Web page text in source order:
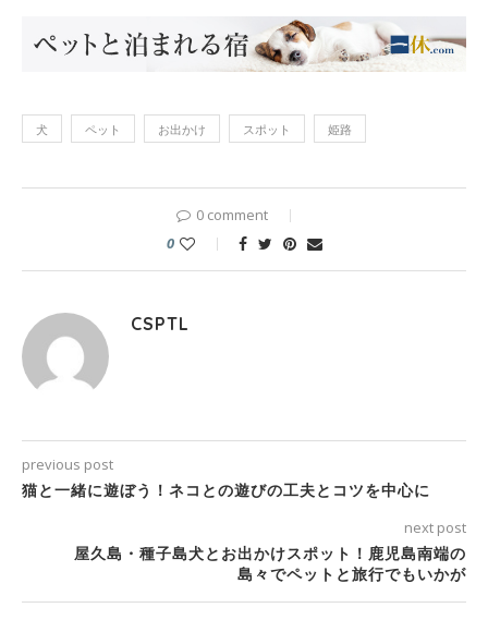
犬 ペット お出かけ スポット 姫路
0 comment
0
CSPTL
previous post
猫と一緒に遊ぼう！ネコとの遊びの工夫とコツを中心に
next post
屋久島・種子島犬とお出かけスポット！鹿児島南端の
島々でペットと旅行でもいかが